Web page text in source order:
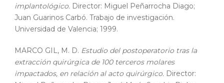
implantológico. Director: Miguel Peñarrocha Diago;
Juan Guarinos Carbó. Trabajo de investigación.
Universidad de Valencia; 1999.
MARCO GIL, M. D. Estudio del postoperatorio tras la
extracción quirúrgica de 100 terceros molares
impactados, en relación al acto quirúrgico. Director: